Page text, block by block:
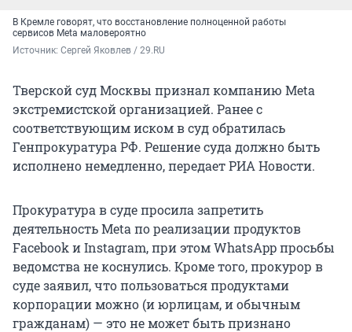
В Кремле говорят, что восстановление полноценной работы
сервисов Meta маловероятно
Источник: Сергей Яковлев / 29.RU
Тверской суд Москвы признал компанию Meta
экстремистской организацией. Ранее с
соответствующим иском в суд обратилась
Генпрокуратура РФ. Решение суда должно быть
исполнено немедленно, передает РИА Новости.
Прокуратура в суде просила запретить
деятельность Meta по реализации продуктов
Facebook и Instagram, при этом WhatsApp просьбы
ведомства не коснулись. Кроме того, прокурор в
суде заявил, что пользоваться продуктами
корпорации можно (и юрлицам, и обычным
гражданам) — это не может быть признано